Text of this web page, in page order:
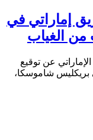
إماراتي في
عن توقيع
بريكليس شاموسكا،